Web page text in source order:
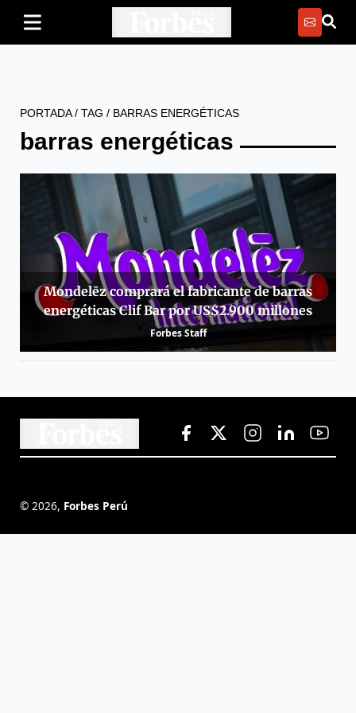
PORTADA/ TAG / BARRAS ENERGÉTICAS
barras energéticas
Mondelēz comprará el fabricante de barras
energéticas Clif Bar por US$2.900 millones
Forbes Staff
© 2026, Forbes Perú